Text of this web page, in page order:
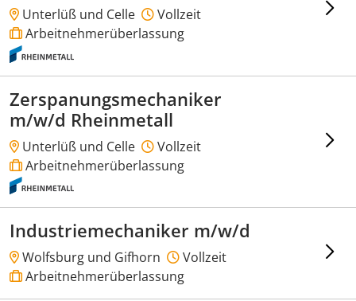
Unterlüß und Celle
Vollzeit
Arbeitnehmerüberlassung
Zerspanungsmechaniker
m/w/d Rheinmetall
Unterlüß und Celle
Vollzeit
Arbeitnehmerüberlassung
Industriemechaniker m/w/d
Wolfsburg und Gifhorn
Vollzeit
Arbeitnehmerüberlassung